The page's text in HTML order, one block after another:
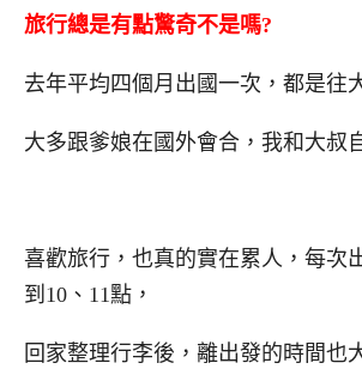
旅行總是有點驚奇不是嗎?
去年平均四個月出國一次，都是往
大多跟爹娘在國外會合，我和大叔
喜歡旅行，也真的實在累人，每次
到10、11點，
回家整理行李後，離出發的時間也